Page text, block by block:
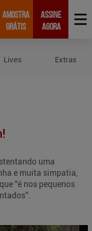
AMOSTRA
GRÁTIS
ASSINE
AGORA
Lives Extras
uma
e muita simpatia,
“é nos pequenos